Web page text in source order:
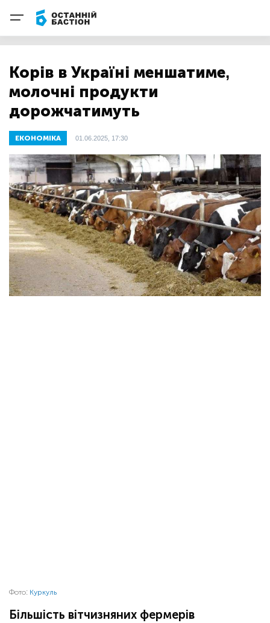
Корів в Україні меншатиме,
молочні продукти
дорожчатимуть
ЕКОНОМІКА 01.06.2025, 17:30
Фото: Куркуль
Більшість вітчизняних фермерів